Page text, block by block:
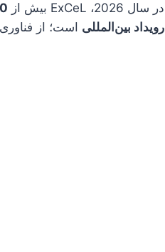
در سال 2026، ExCeL بیش از
رویداد بین‌المللی است؛ از